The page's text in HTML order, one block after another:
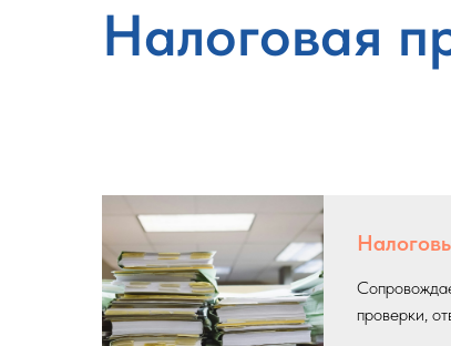
Налоговая
проверки,